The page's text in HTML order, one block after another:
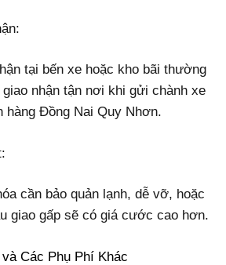
tại bến xe hoặc kho bãi thường
nhận tận nơi khi gửi chành xe
hàng Đồng Nai Quy Nhơn.
cần bảo quản lạnh, dễ vỡ, hoặc
giao gấp sẽ có giá cước cao hơn.
Các Phụ Phí Khác